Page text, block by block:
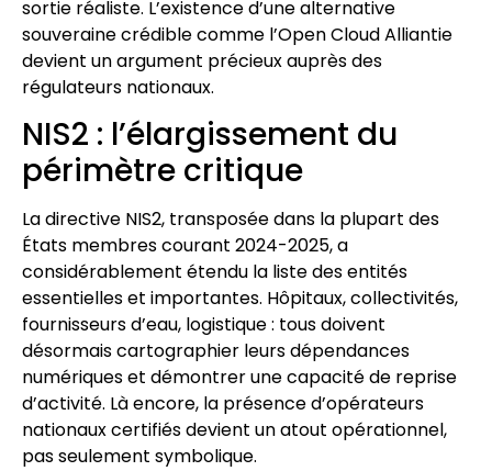
sortie réaliste. L’existence d’une alternative
souveraine crédible comme l’Open Cloud Alliantie
devient un argument précieux auprès des
régulateurs nationaux.
NIS2 : l’élargissement du
périmètre critique
La directive NIS2, transposée dans la plupart des
États membres courant 2024-2025, a
considérablement étendu la liste des entités
essentielles et importantes. Hôpitaux, collectivités,
fournisseurs d’eau, logistique : tous doivent
désormais cartographier leurs dépendances
numériques et démontrer une capacité de reprise
d’activité. Là encore, la présence d’opérateurs
nationaux certifiés devient un atout opérationnel,
pas seulement symbolique.